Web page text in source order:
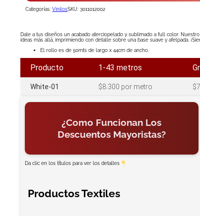
01
cantidad
Categorías:VinilosSKU:3011012002
Dale a tus diseños un acabado aterciopelado y sublimado a full color. Nuestro
ideas más allá, imprimiendo con detalle sobre una base suave y afelpada.
El rollo es de 50mts de largo x 44cm de ancho.
Producto 1-43 metros
White-01 $8.300 por metro
¿Como Funcionan Los
Descuentos Mayoristas?
Da clic en los títulos para ver los detalles
Productos Textiles